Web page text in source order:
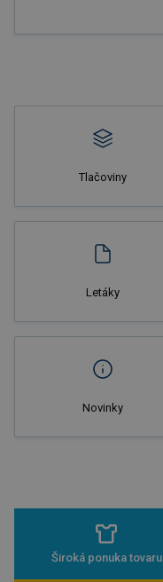
Tlačoviny
Letáky
Novinky
Široká ponuka tovaru